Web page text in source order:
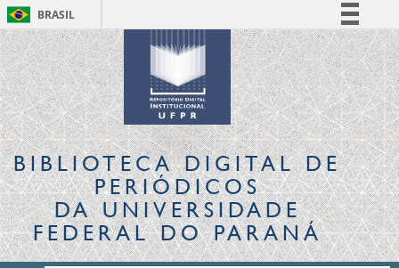
BRASIL
Simplifique!
Comunica BR
Participe
Acesso à informação
Legislação
Canais
BIBLIOTECA DIGITALDE
PERIÓDICOS
DA UNIVERSIDADE
FEDERAL DO PARANÁ